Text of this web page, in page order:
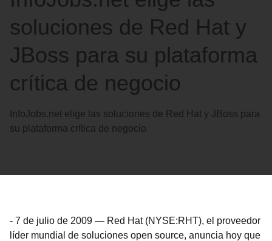
soluciones de Red Hat y
JBoss para su plataforma
crítica de negocio
InfoJobs.net elige las soluciones de Red Hat y JBoss para
su plataforma crítica de negocio
- 7 de julio de 2009 — Red Hat (NYSE:RHT), el proveedor
líder mundial de soluciones open source, anuncia hoy que